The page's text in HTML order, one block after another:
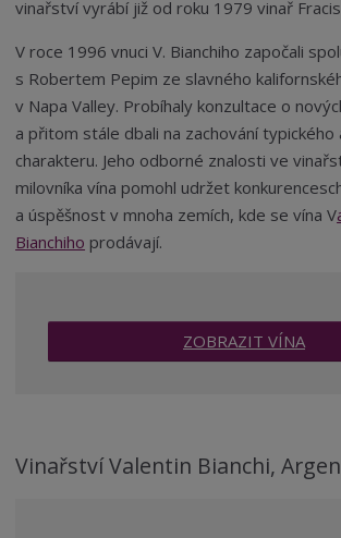
vinařství vyrábí již od roku 1979 vinař
V roce 1996 vnuci V. Bianchiho započali
s Robertem Pepim ze slavného
v Napa Valley. Probíhaly konzultace o
a přitom stále dbali na zachování typického
charakteru. Jeho odborné znalosti ve
milovníka vína pomohl udržet
a úspěšnost v mnoha zemích, kde se vína V
Bianchiho prodávají.
ZOBRAZIT VÍNA
Vinařství Valentin Bianchi,